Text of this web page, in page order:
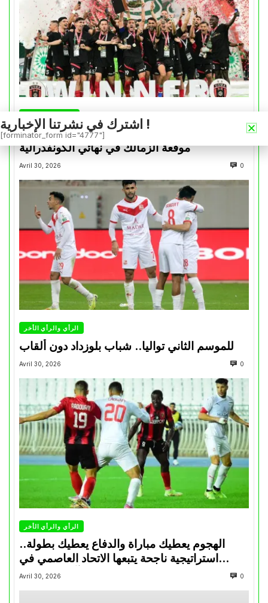
التتويج بالكأس.. دفعة معنوية لإتحاد العاصمة قبل
موقعة الزمالك في نهائي الكونفدرالية
Avril 30, 2026 0
الرأي والرأي الأخر
للموسم الثاني تواليا.. شباب بلوزداد دون ألقاب
Avril 30, 2026 0
الرأي والرأي الأخر
الهجوم يعطيك مباراة والدفاع يعطيك بطولة..
استراتيجية ناجحة يتبعها الاتحاد العاصمي في
تتويجاته آخر السنوات
Avril 30, 2026 0
اشترك في نشرتنا الإخبارية !
[forminator_form id="4777"]